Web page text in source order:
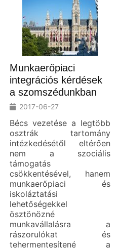
Munkaerőpiaci
integrációs kérdések
a szomszédunkban
2017-06-27
Bécs vezetése a legtöbb
osztrák tartomány
intézkedésétől eltérően
nem a szociális
támogatás
csökkentésével, hanem
munkaerőpiaci és
iskoláztatási
lehetőségekkel
ösztönözné
munkavállalásra a
rászorulókat és
tehermentesítené a